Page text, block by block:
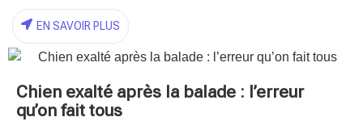
EN SAVOIR PLUS
Chien exalté après la balade : l’erreur
qu’on fait tous